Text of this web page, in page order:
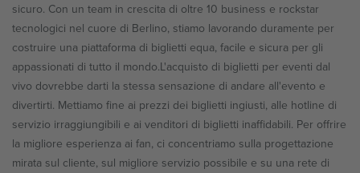
sicuro. Con un team in crescita di oltre 10 business e rockstar
tecnologici nel cuore di Berlino, stiamo lavorando duramente per
costruire una piattaforma di biglietti equa, facile e sicura per gli
appassionati di tutto il mondo.L'acquisto di biglietti per eventi dal
vivo dovrebbe darti la stessa sensazione di andare all'evento e
divertirti. Mettiamo fine ai prezzi dei biglietti ingiusti, alle hotline di
servizio irraggiungibili e ai venditori di biglietti inaffidabili. Per offrire
la migliore esperienza ai fan, ci concentriamo sulla progettazione
mirata sul cliente, sul migliore servizio possibile e su una rete di